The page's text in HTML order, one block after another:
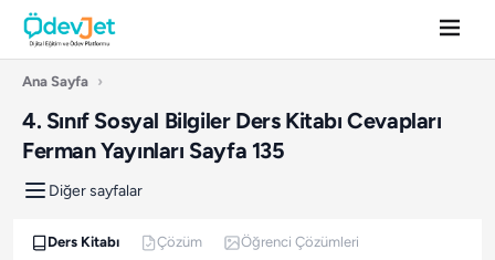
Ana Sayfa ›
4. Sınıf Sosyal Bilgiler Ders Kitabı Cevapları
Ferman Yayınları Sayfa 135
Diğer sayfalar
Ders Kitabı Çözüm Öğrenci Çözümleri